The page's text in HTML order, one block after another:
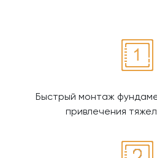
Быстрый монтаж
привлечения